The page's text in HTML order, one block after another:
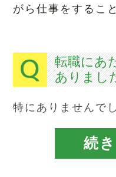
がら仕事をするこ
転職にあ
ありまし
特にありませんで
続